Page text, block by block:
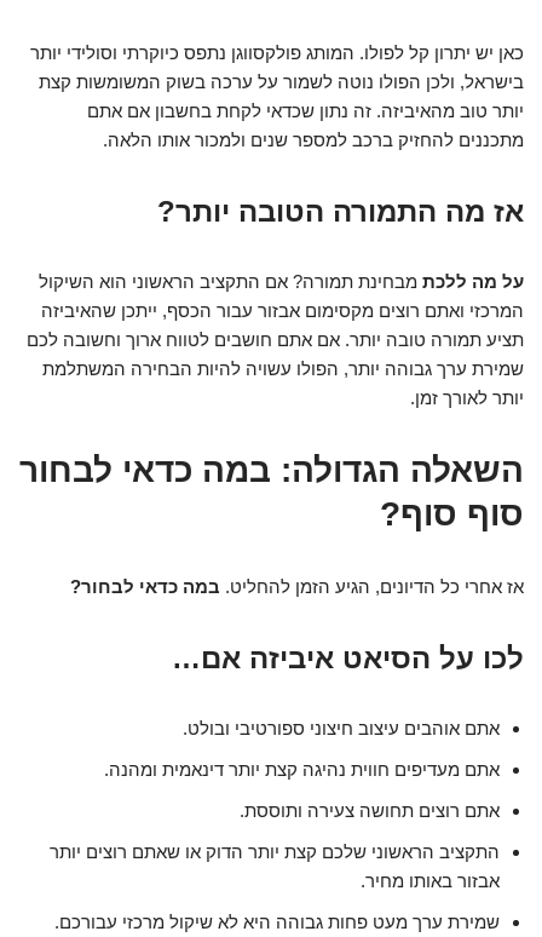
כאן יש יתרון קל לפולו. המותג פולקסווגן נתפס כיוקרתי וסולידי יותר
בישראל, ולכן הפולו נוטה לשמור על ערכה בשוק המשומשות קצת
יותר טוב מהאיביזה. זה נתון שכדאי לקחת בחשבון אם אתם
מתכננים להחזיק ברכב למספר שנים ולמכור אותו הלאה.
אז מה התמורה הטובה יותר?
על מה ללכת מבחינת תמורה? אם התקציב הראשוני הוא השיקול
המרכזי ואתם רוצים מקסימום אבזור עבור הכסף, ייתכן שהאיביזה
תציע תמורה טובה יותר. אם אתם חושבים לטווח ארוך וחשובה לכם
שמירת ערך גבוהה יותר, הפולו עשויה להיות הבחירה המשתלמת
יותר לאורך זמן.
השאלה הגדולה: במה כדאי לבחור
סוף סוף?
אז אחרי כל הדיונים, הגיע הזמן להחליט. במה כדאי לבחור?
לכו על הסיאט איביזה אם…
אתם אוהבים עיצוב חיצוני ספורטיבי ובולט.
אתם מעדיפים חווית נהיגה קצת יותר דינאמית ומהנה.
אתם רוצים תחושה צעירה ותוססת.
התקציב הראשוני שלכם קצת יותר הדוק או שאתם רוצים יותר
אבזור באותו מחיר.
שמירת ערך מעט פחות גבוהה היא לא שיקול מרכזי עבורכם.